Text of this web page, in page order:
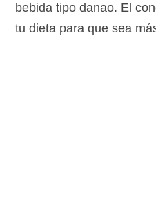
bebida tipo danao. El
tu dieta para que sea